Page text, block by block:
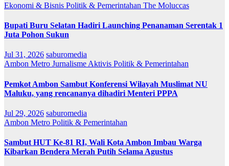
Ekonomi & Bisnis Politik & Pemerintahan The Moluccas
Bupati Buru Selatan Hadiri Launching Penanaman Serentak 1
Juta Pohon Sukun
Jul 31, 2026 saburomedia
Ambon Metro Jurnalisme Aktivis Politik & Pemerintahan
Pemkot Ambon Sambut Konferensi Wilayah Muslimat NU
Maluku, yang rencananya dihadiri Menteri PPPA
Jul 29, 2026 saburomedia
Ambon Metro Politik & Pemerintahan
Sambut HUT Ke-81 RI, Wali Kota Ambon Imbau Warga
Kibarkan Bendera Merah Putih Selama Agustus